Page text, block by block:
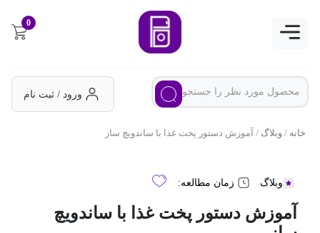
0
ورود / ثبت نام
خانه / وبلاگ / آموزش دستور پخت غذا با ساندویچ ساز
وبلاگ زمان مطالعه:
آموزش دستور پخت غذا با ساندویچ